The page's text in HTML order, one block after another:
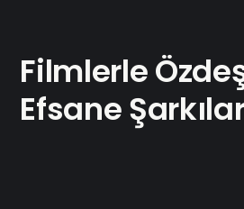
Filmlerle
Efsane